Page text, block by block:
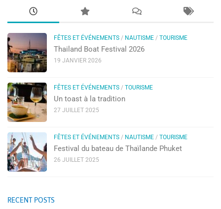
FÊTES ET ÉVÉNEMENTS / NAUTISME / TOURISME
Thailand Boat Festival 2026
19 JANVIER 2026
FÊTES ET ÉVÉNEMENTS / TOURISME
Un toast à la tradition
27 JUILLET 2025
FÊTES ET ÉVÉNEMENTS / NAUTISME / TOURISME
Festival du bateau de Thaïlande Phuket
26 JUILLET 2025
RECENT POSTS